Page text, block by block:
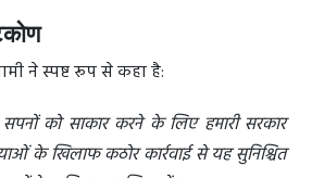
ने स्पष्ट रूप से कहा है:
को साकार करने के लिए हमारी सरकार
के खिलाफ कठोर कार्रवाई से यह सुनिश्चित